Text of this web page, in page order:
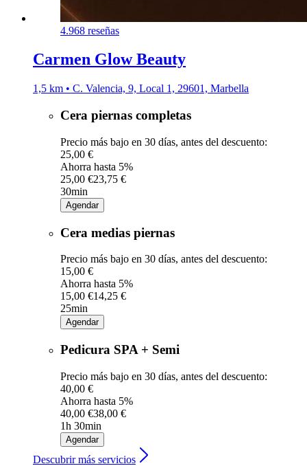
4.968 reseñas
Carmen Glow Beauty
1,5 km • C. Valencia, 9, Local 1, 29601, Marbella
Cera piernas completas
Precio más bajo en 30 días, antes del descuento:
25,00 €
Ahorra hasta 5%
25,00 €23,75 €
30min
Agendar
Cera medias piernas
Precio más bajo en 30 días, antes del descuento:
15,00 €
Ahorra hasta 5%
15,00 €14,25 €
25min
Agendar
Pedicura SPA + Semi
Precio más bajo en 30 días, antes del descuento:
40,00 €
Ahorra hasta 5%
40,00 €38,00 €
1h 30min
Agendar
Descubrir más servicios